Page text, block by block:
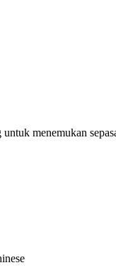
menemukan